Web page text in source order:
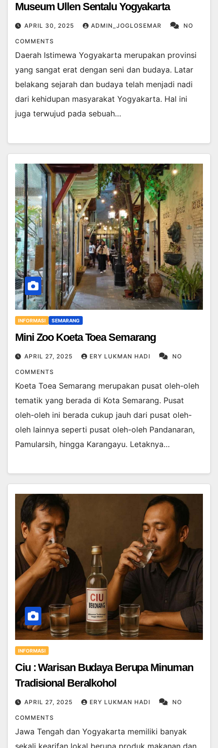
Museum Ullen Sentalu Yogyakarta
APRIL 30, 2025 ADMIN_JOGLOSEMAR NO
COMMENTS
Daerah Istimewa Yogyakarta merupakan provinsi
yang sangat erat dengan seni dan budaya. Latar
belakang sejarah dan budaya telah menjadi nadi
dari kehidupan masyarakat Yogyakarta. Hal ini
juga terwujud pada sebuah…
INFORMASI SEMARANG
Mini Zoo Koeta Toea Semarang
APRIL 27, 2025 ERY LUKMAN HADI NO
COMMENTS
Koeta Toea Semarang merupakan pusat oleh-oleh
tematik yang berada di Kota Semarang. Pusat
oleh-oleh ini berada cukup jauh dari pusat oleh-
oleh lainnya seperti pusat oleh-oleh Pandanaran,
Pamularsih, hingga Karangayu. Letaknya…
INFORMASI
Ciu : Warisan Budaya Berupa Minuman
Tradisional Beralkohol
APRIL 27, 2025 ERY LUKMAN HADI NO
COMMENTS
Jawa Tengah dan Yogyakarta memiliki banyak
sekali kearifan lokal berupa produk makanan dan